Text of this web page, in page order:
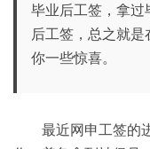
毕业后工签，拿过
后工签，总之就
你一些惊喜。
最近网申工签的进